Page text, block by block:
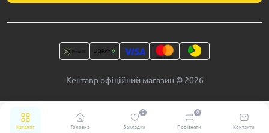
Каталог Головна Закладки
0
Порівняти
0
Контакти
Кентавр офіційний магазин © 2026